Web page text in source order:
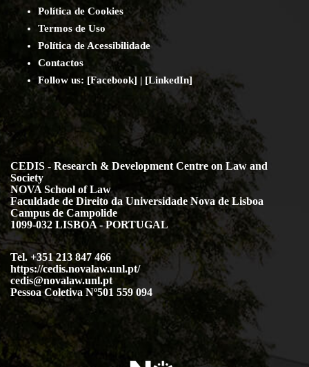
Política de Cookies
Termos de Uso
Política de Acessibilidade
Contactos
Follow us: [Facebook] | [LinkedIn]
CEDIS - Research & Development Centre on Law and
Society
NOVA School of Law
Faculdade de Direito da Universidade Nova de Lisboa
Campus de Campolide
1099-032 LISBOA - PORTUGAL
Tel. +351 213 847 466
https://cedis.novalaw.unl.pt/
cedis@novalaw.unl.pt
Pessoa Coletiva Nº501 559 094